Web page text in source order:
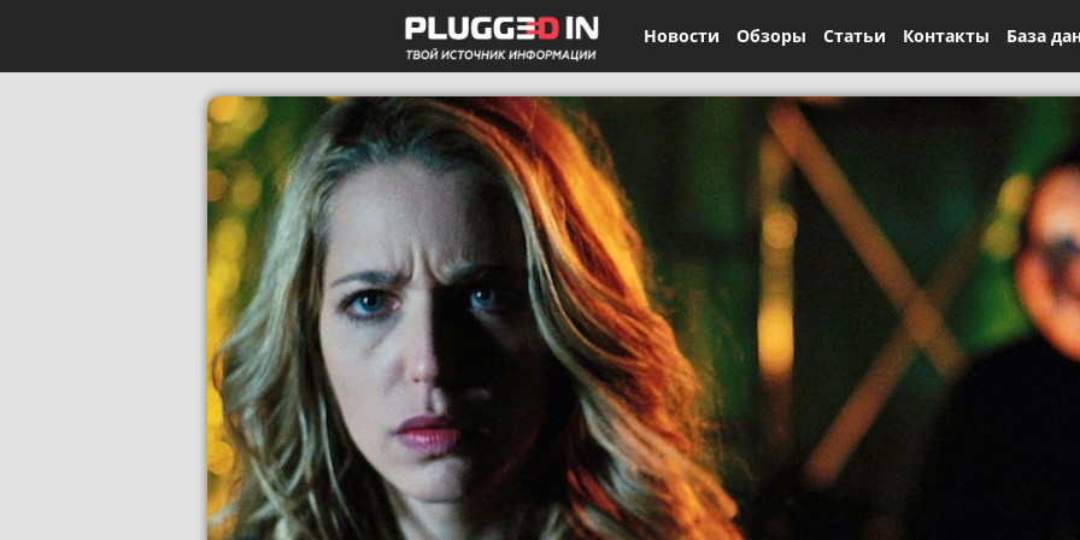
Новости Обзоры Статьи Контакты База